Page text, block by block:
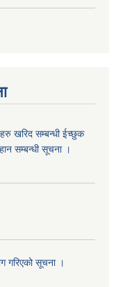
खरिद सम्बन्धी ईच्छुक
सम्बन्धी सूचना ।
गरिएको सूचना ।